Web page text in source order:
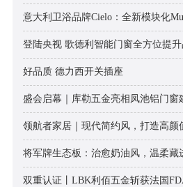
意大利卫浴品牌Cielo：全新模块化
登陆央视 歌德利智能门窗全方位提
好品质 德力西开关插座
盛会启幕｜库勒五金亮相凤池铝门窗
领航者家居｜现代简约风，打造高颜
将军牌生态板：治愈奶油风，温柔藏
双重认证丨LBK利佰五金斩获法国